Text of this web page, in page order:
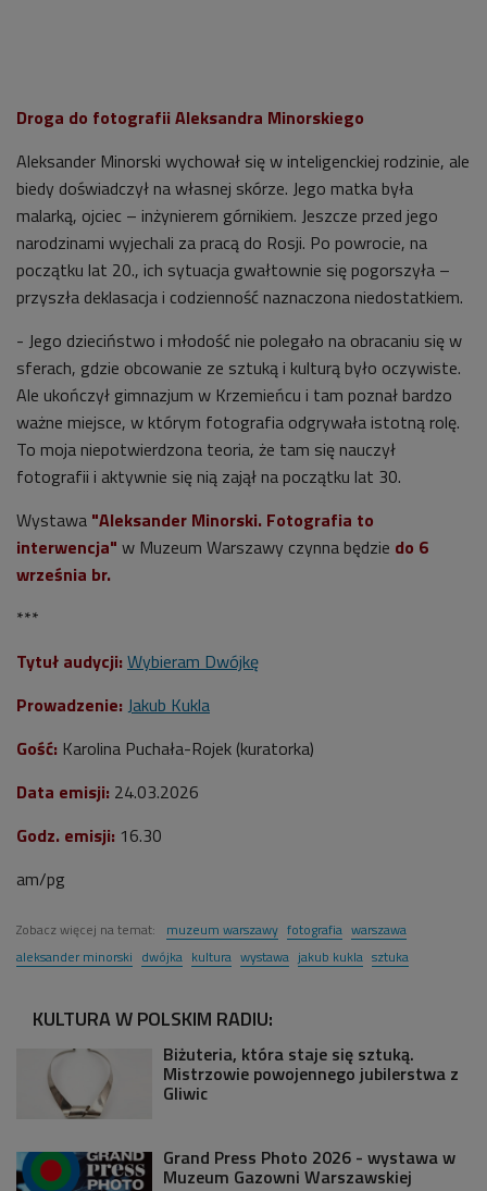
Droga do fotografii Aleksandra Minorskiego
Aleksander Minorski wychował się w inteligenckiej rodzinie, ale
biedy doświadczył na własnej skórze. Jego matka była
malarką, ojciec – inżynierem górnikiem. Jeszcze przed jego
narodzinami wyjechali za pracą do Rosji. Po powrocie, na
początku lat 20., ich sytuacja gwałtownie się pogorszyła –
przyszła deklasacja i codzienność naznaczona niedostatkiem.
- Jego dzieciństwo i młodość nie polegało na obracaniu się w
sferach, gdzie obcowanie ze sztuką i kulturą było oczywiste.
Ale ukończył gimnazjum w Krzemieńcu i tam poznał bardzo
ważne miejsce, w którym fotografia odgrywała istotną rolę.
To moja niepotwierdzona teoria, że tam się nauczył
fotografii i aktywnie się nią zajął na początku lat 30.
Wystawa "Aleksander Minorski. Fotografia to
interwencja" w Muzeum Warszawy czynna będzie do 6
września br.
***
Tytuł audycji: Wybieram Dwójkę
Prowadzenie: Jakub Kukla
Gość: Karolina Puchała-Rojek (kuratorka)
Data emisji: 24.03.2026
Godz. emisji: 16.30
am/pg
Zobacz więcej na temat: muzeum warszawy fotografia warszawa
aleksander minorski dwójka kultura wystawa jakub kukla sztuka
KULTURA W POLSKIM RADIU:
Biżuteria, która staje się sztuką.
Mistrzowie powojennego jubilerstwa z
Gliwic
Grand Press Photo 2026 - wystawa w
Muzeum Gazowni Warszawskiej